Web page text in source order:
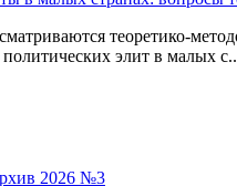
теоретико-
элит в малых с..